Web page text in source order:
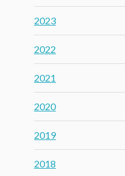
2023
2022
2021
2020
2019
2018